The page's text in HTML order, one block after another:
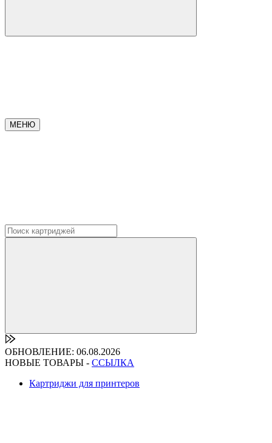
МЕНЮ
ОБНОВЛЕНИЕ: 06.08.2026
НОВЫЕ ТОВАРЫ - ССЫЛКА
Картриджи для принтеров